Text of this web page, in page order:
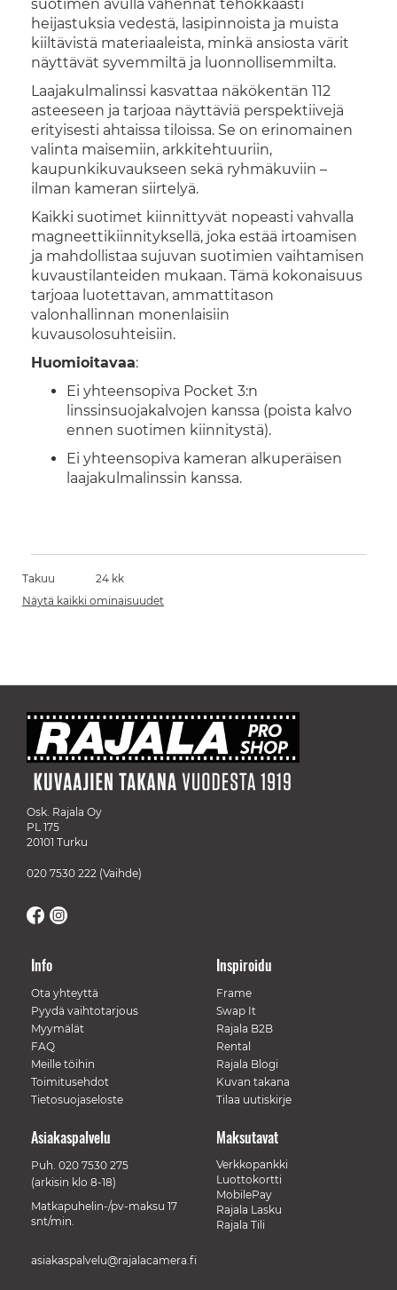
suotimen avulla vähennät tehokkaasti
heijastuksia vedestä, lasipinnoista ja muista
kiiltävistä materiaaleista, minkä ansiosta värit
näyttävät syvemmiltä ja luonnollisemmilta.
Laajakulmalinssi kasvattaa näkökentän 112
asteeseen ja tarjoaa näyttäviä perspektiivejä
erityisesti ahtaissa tiloissa. Se on erinomainen
valinta maisemiin, arkkitehtuuriin,
kaupunkikuvaukseen sekä ryhmäkuviin –
ilman kameran siirtelyä.
Kaikki suotimet kiinnittyvät nopeasti vahvalla
magneettikiinnityksellä, joka estää irtoamisen
ja mahdollistaa sujuvan suotimien vaihtamisen
kuvaustilanteiden mukaan. Tämä kokonaisuus
tarjoaa luotettavan, ammattitason
valonhallinnan monenlaisiin
kuvausolosuhteisiin.
Huomioitavaa:
Ei yhteensopiva Pocket 3:n
linssinsuojakalvojen kanssa (poista kalvo
ennen suotimen kiinnitystä).
Ei yhteensopiva kameran alkuperäisen
laajakulmalinssin kanssa.
Takuu
24 kk
Näytä kaikki ominaisuudet
Osk. Rajala Oy
PL 175
20101 Turku
020 7530 222 (Vaihde)
Info
Ota yhteyttä
Pyydä vaihtotarjous
Myymälät
FAQ
Meille töihin
Toimitusehdot
Tietosuojaseloste
Inspiroidu
Frame
Swap It
Rajala B2B
Rental
Rajala Blogi
Kuvan takana
Tilaa uutiskirje
Maksutavat
Verkkopankki
Luottokortti
MobilePay
Rajala Lasku
Rajala Tili
Asiakaspalvelu
Puh. 020 7530 275
(arkisin klo 8-18)
Matkapuhelin-/pv-maksu 17
snt/min.
asiakaspalvelu@rajalacamera.fi